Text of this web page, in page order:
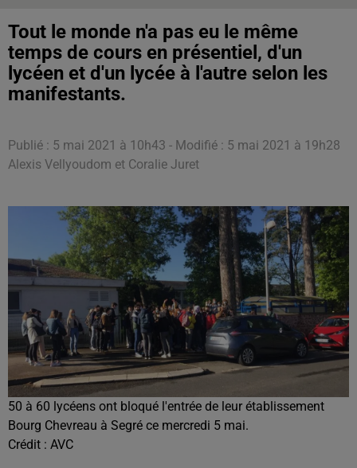
Tout le monde n'a pas eu le même
temps de cours en présentiel, d'un
lycéen et d'un lycée à l'autre selon les
manifestants.
Publié : 5 mai 2021 à 10h43 - Modifié : 5 mai 2021 à 19h28
Alexis Vellyoudom et Coralie Juret
50 à 60 lycéens ont bloqué l'entrée de leur établissement
Bourg Chevreau à Segré ce mercredi 5 mai.
Crédit : AVC